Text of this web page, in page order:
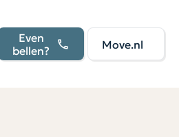
Even
bellen? Move.nl